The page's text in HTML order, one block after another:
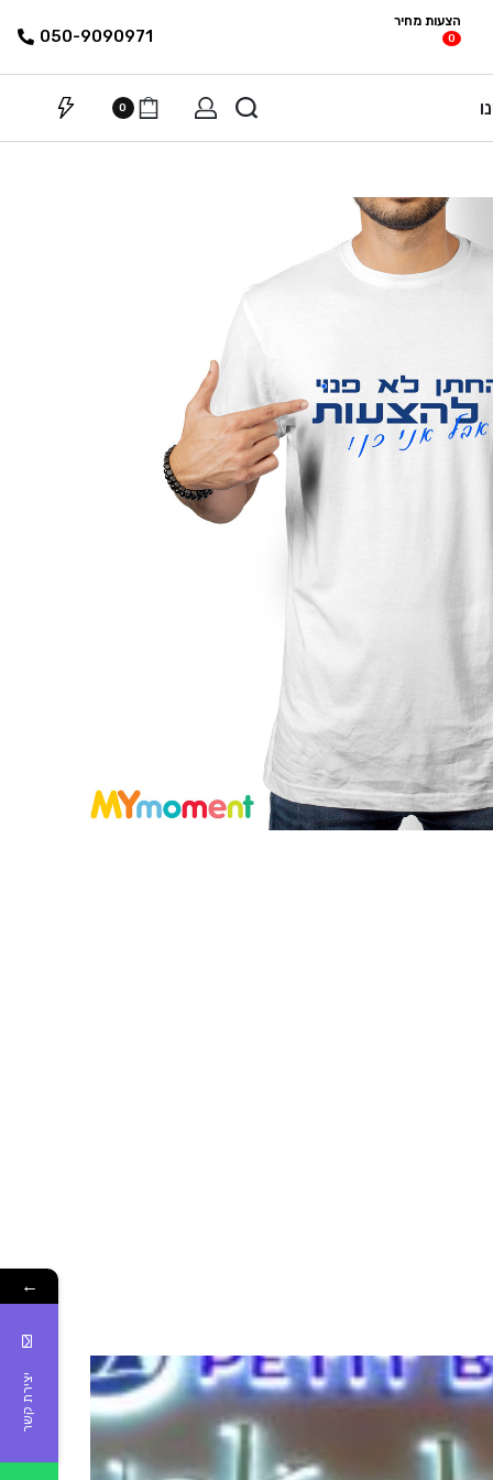
הצעות מחיר
0 פריטים 050-9090971
0
←
יצירת קשר